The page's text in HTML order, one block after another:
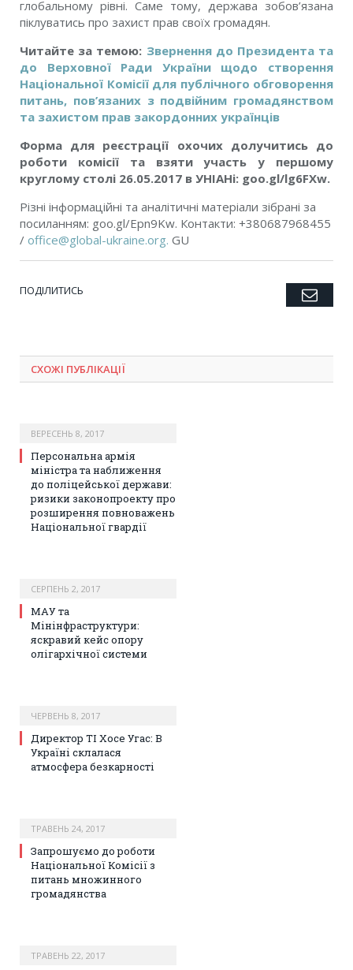
глобальному рівні. Саме тому, держава зобов’язана
піклуватись про захист прав своїх громадян.
Читайте за темою: Звернення до Президента та
до Верховної Ради України щодо створення
Національної Комісії для публічного обговорення
питань, пов’язаних з подвійним громадянством
та захистом прав закордонних українців
Форма для реєстрації охочих долучитись до
роботи комісії та взяти участь у першому
круглому столі 26.05.2017 в УНІАНі: goo.gl/lg6FXw.
Різні інформаційні та аналітичні матеріали зібрані за
посиланням: goo.gl/Epn9Kw. Контакти: +380687968455
/ office@global-ukraine.org. GU
ПОДІЛИТИСЬ Twitter
Facebook
Google+
Pinterest
LinkedIn
Tumblr
СХОЖІ ПУБЛІКАЦІЇ
ВЕРЕСЕНЬ 8, 2017
Персональна армія
міністра та наближення
до поліцейської держави:
ризики законопроекту про
розширення повноважень
Національної гвардії
СЕРПЕНЬ 2, 2017
МАУ та
Мінінфраструктури:
яскравий кейс опору
олігархічної системи
ЧЕРВЕНЬ 8, 2017
Директор TI Хосе Угас: В
Україні склалася
атмосфера безкарності
ТРАВЕНЬ 24, 2017
Запрошуємо до роботи
Національної Комісії з
питань множинного
громадянства
ТРАВЕНЬ 22, 2017